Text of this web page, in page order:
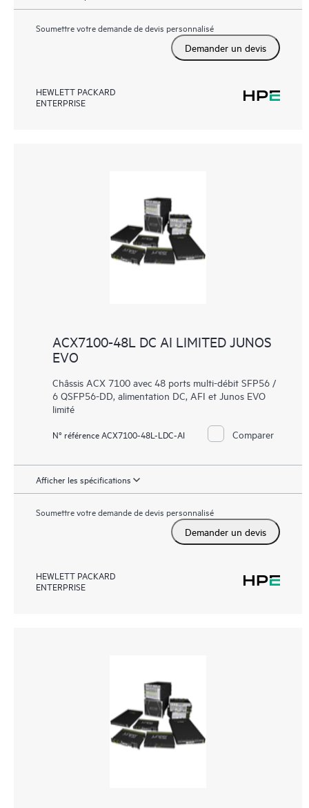
Soumettre votre demande de devis personnalisé
Demander un devis
HEWLETT PACKARD
ENTERPRISE
ACX7100-48L DC AI LIMITED JUNOS
EVO
Châssis ACX 7100 avec 48 ports multi-débit SFP56 /
6 QSFP56-DD, alimentation DC, AFI et Junos EVO
limité
N° référence ACX7100-48L-LDC-AI Comparer
Afficher les spécifications
Soumettre votre demande de devis personnalisé
Demander un devis
HEWLETT PACKARD
ENTERPRISE